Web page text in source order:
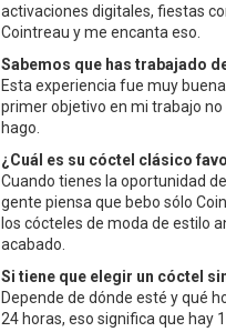
activaciones digitales, fiestas
Cointreau y me encanta eso.
Sabemos que has trabajado
Esta experiencia fue muy
primer objetivo en mi trabajo
hago.
¿Cuál es su cóctel clásico
Cuando tienes la oportunidad
gente piensa que bebo sólo
los cócteles de moda de estilo
acabado.
Si tiene que elegir un cóctel
Depende de dónde esté y qué
24 horas, eso significa que hay